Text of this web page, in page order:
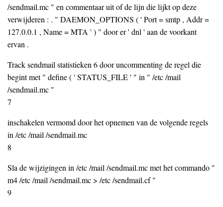
/sendmail.mc " en commentaar uit of de lijn die lijkt op deze
verwijderen : . " DAEMON_OPTIONS ( ' Port = smtp , Addr =
127.0.0.1 , Name = MTA ' ) " door er ' dnl ' aan de voorkant
ervan .
Track sendmail statistieken 6 door uncommenting de regel die
begint met " define ( ' STATUS_FILE ' " in " /etc /mail
/sendmail.mc "
7
inschakelen vermomd door het opnemen van de volgende regels
in /etc /mail /sendmail.mc
8
Sla de wijzigingen in /etc /mail /sendmail.mc met het commando "
m4 /etc /mail /sendmail.mc > /etc /sendmail.cf "
9